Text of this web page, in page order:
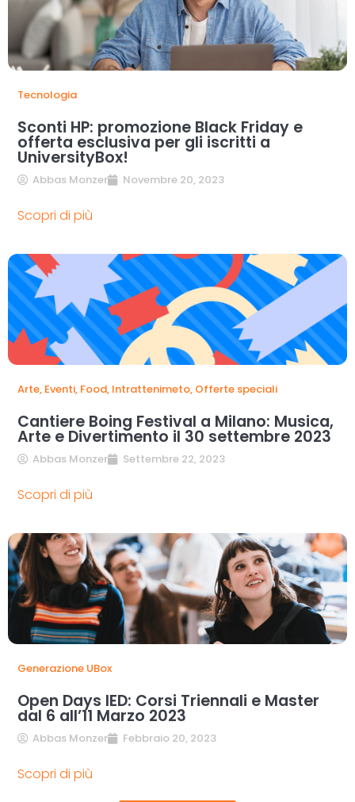
Tecnologia
Sconti HP: promozione Black Friday e
offerta esclusiva per gli iscritti a
UniversityBox!
Abbas Monzer Novembre 20, 2023
Scopri di più
Arte, Eventi, Food, Intrattenimeto, Offerte speciali
Cantiere Boing Festival a Milano: Musica,
Arte e Divertimento il 30 settembre 2023
Abbas Monzer Settembre 22, 2023
Scopri di più
Generazione UBox
Open Days IED: Corsi Triennali e Master
dal 6 all’11 Marzo 2023
Abbas Monzer Febbraio 20, 2023
Scopri di più